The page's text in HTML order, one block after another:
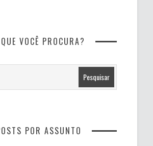
VOCÊ PROCURA?
POR ASSUNTO